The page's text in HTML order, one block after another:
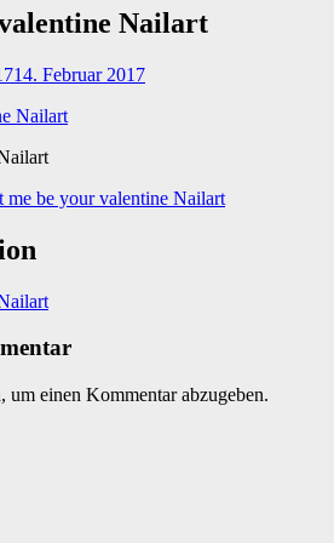
Nailart
14. Februar 2017
me be your valentine Nailart
um einen Kommentar abzugeben.